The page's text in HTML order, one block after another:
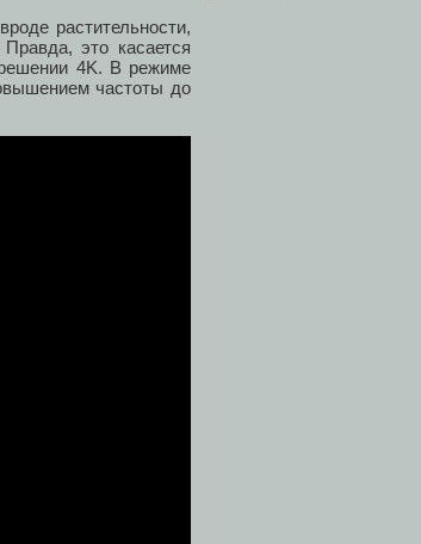
растительности,
это касается
4K. В режиме
частоты до